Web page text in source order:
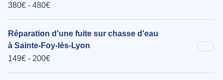
380€ - 480€
Réparation d'une fuite sur chasse d'eau
à Sainte-Foy-lès-Lyon
149€ - 200€